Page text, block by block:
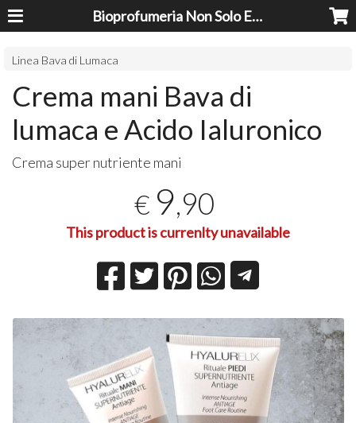
Bioprofumeria Non Solo Essenze
Linea Bava di Lumaca
Crema mani Bava di
lumaca e Acido Ialuronico
Crema super nutriente mani
€ 9,90
This product is currenlty unavailable